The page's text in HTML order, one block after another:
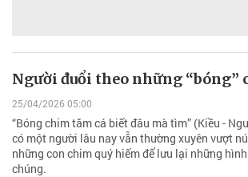
Người đuổi theo những “bóng”
25/04/2026 05:00
“Bóng chim tăm cá biết đâu mà tìm” (Kiều -
có một người lâu nay vẫn thường xuyên vượt
những con chim quý hiếm để lưu lại những
chúng.